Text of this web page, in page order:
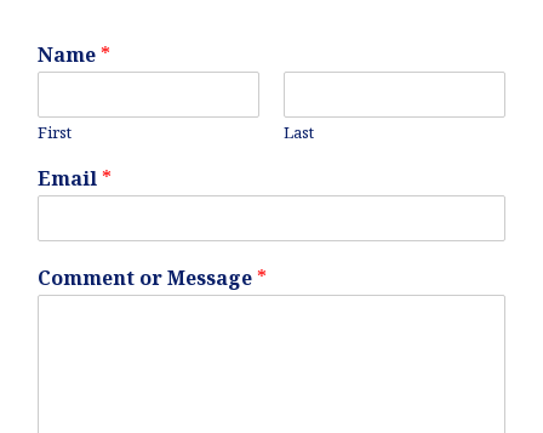
Name *
First Last
Email *
Comment or Message *